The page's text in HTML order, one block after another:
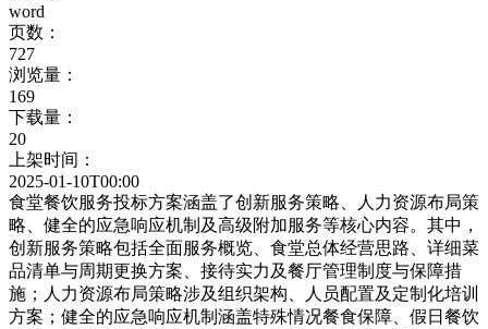
word
页数：
727
浏览量：
169
下载量：
20
上架时间：
2025-01-10T00:00
食堂餐饮服务投标方案涵盖了创新服务策略、人力资源布局策
略、健全的应急响应机制及高级附加服务等核心内容。其中，
创新服务策略包括全面服务概览、食堂总体经营思路、详细菜
品清单与周期更换方案、接待实力及餐厅管理制度与保障措
施；人力资源布局策略涉及组织架构、人员配置及定制化培训
方案；健全的应急响应机制涵盖特殊情况餐食保障、假日餐饮